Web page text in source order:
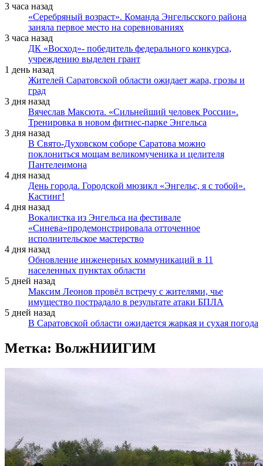
3 часа назад
«Серебряный возраст». Команда Энгельсского района
заняла первое место на соревнованиях
3 часа назад
ДК «Восход»- победитель федерального конкурса,
учреждению выделен грант
1 день назад
Жителей Саратовской области ожидает жара, грозы и
град
3 дня назад
Вячеслав Максюта. «Сильнейший человек России».
Тренировка в новом фитнес-парке Энгельса
3 дня назад
В Свято-Духовском соборе Саратова можно
поклониться мощам великомученика и целителя
Пантелеимона
4 дня назад
День города. Городской мюзикл «Энгельс, я с тобой».
Кастинг!
4 дня назад
Вокалистка из Энгельса на фестивале
«Синева»продемонстрировала отточенное
исполнительское мастерство
4 дня назад
Обновление инженерных коммуникаций в 11
населенных пунктах области
5 дней назад
Максим Леонов провёл встречу с жителями, чье
имущество пострадало в результате атаки БПЛА
5 дней назад
В Саратовской области ожидается жаркая и сухая погода
Метка: ВолжНИИГИМ